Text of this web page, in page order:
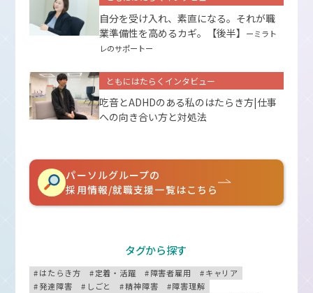
自分を受け入れ、素直になる。それが職
業準備性を高めるカギ。【後半】
ーミラト
レのサポートー
ともにはたらくインタビュー
吃音とADHDのある私のはたらき方|仕事
への向き合い方と対処法
パーソルグループの
採用情報/就職支援一覧はこちら
タグから探す
はたらき方 定着・活躍 障害者雇用
キャリア
発達障害
しごと 精神障害
障害理解